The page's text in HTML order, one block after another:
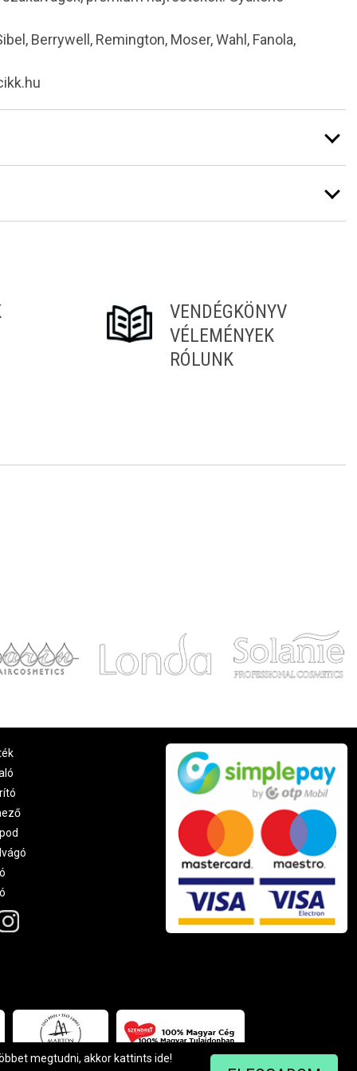
Berrywell, Remington, Moser, Wahl, Fanola,
VENDÉGKÖNYV
VÉLEMÉNYEK
RÓLUNK
megtudni, akkor kattints ide!